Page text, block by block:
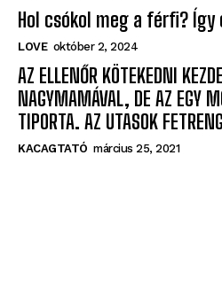
Hol csókol meg a férfi? Így
LOVE október 2, 2024
AZ ELLENŐR KÖTEKEDNI
NAGYMAMÁVAL, DE AZ EGY
TIPORTA. AZ UTASOK
KACAGTATÓ március 25, 2021